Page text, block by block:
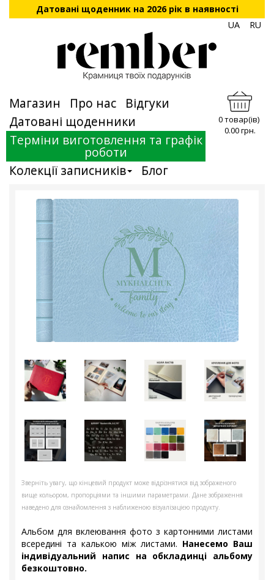
Датовані щоденник на 2026 рік в наявності
UA
RU
Магазин Про нас
Відгуки
Датовані щоденники
Терміни виготовлення та графік
роботи
Колекції записників
Блог
0 товар(ів)
0.00 грн.
Зверніть увагу, що кінцевий продукт може відрізнятися від зображеного
вище кольором, пропорціями та іншими параметрами. Дане зображення
наведено для ознайомлення з наближеною візуалізацією продукту.
Альбом для вклеювання фото з картонними листами
всередині та калькою між листами. Нанесемо Ваш
індивідуальний напис на обкладинці альбому
безкоштовно.